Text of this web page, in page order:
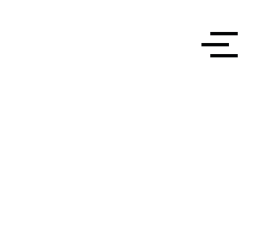
herramientas